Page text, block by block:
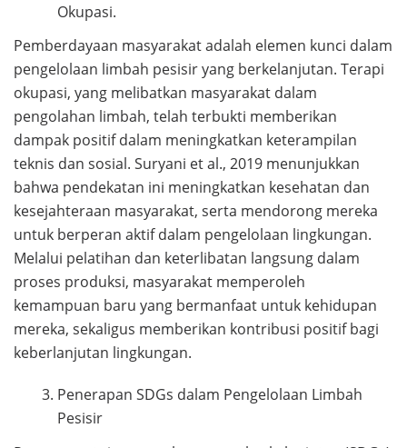
Okupasi.
Pemberdayaan masyarakat adalah elemen kunci dalam
pengelolaan limbah pesisir yang berkelanjutan. Terapi
okupasi, yang melibatkan masyarakat dalam
pengolahan limbah, telah terbukti memberikan
dampak positif dalam meningkatkan keterampilan
teknis dan sosial. Suryani et al., 2019 menunjukkan
bahwa pendekatan ini meningkatkan kesehatan dan
kesejahteraan masyarakat, serta mendorong mereka
untuk berperan aktif dalam pengelolaan lingkungan.
Melalui pelatihan dan keterlibatan langsung dalam
proses produksi, masyarakat memperoleh
kemampuan baru yang bermanfaat untuk kehidupan
mereka, sekaligus memberikan kontribusi positif bagi
keberlanjutan lingkungan.
Penerapan SDGs dalam Pengelolaan Limbah
Pesisir